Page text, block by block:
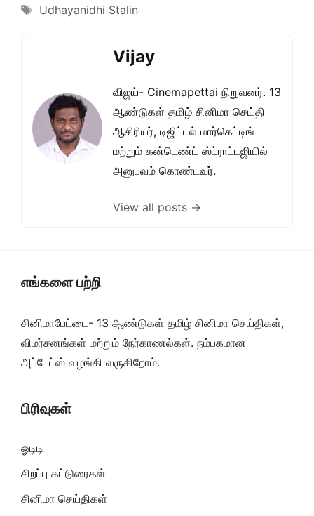
Tags
Udhayanidhi Stalin
Vijay
விஜய்- Cinemapettai நிறுவனர். 13
ஆண்டுகள் தமிழ் சினிமா செய்தி
ஆசிரியர், டிஜிட்டல் மார்கெட்டிங்
மற்றும் கன்டெண்ட் ஸ்ட்ராட்டஜியில்
அனுபவம் கொண்டவர்.
View all posts →
எங்களை பற்றி
சினிமாபேட்டை- 13 ஆண்டுகள் தமிழ் சினிமா செய்திகள்,
விமர்சனங்கள் மற்றும் நேர்காணல்கள். நம்பகமான
அப்டேட்ஸ் வழங்கி வருகிறோம்.
பிரிவுகள்
ஓடிடி
சிறப்பு கட்டுரைகள்
சினிமா செய்திகள்